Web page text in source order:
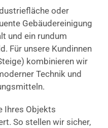
oder
Gebäudereinigung
und ein rundum
Für unsere Kundinnen
kombinieren wir
Technik und
Ihres Objekts
So stellen wir sicher,